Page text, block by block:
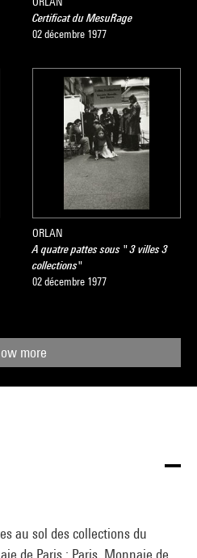
Certificat du MesuRage
02 décembre 1977
ORLAN
A quatre pattes sous " 3 villes 3
collections"
02 décembre 1977
more
au sol des collections du
de Paris : Paris, Monnaie de